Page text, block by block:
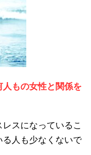
人もの女性と関係を
スになっているこ
人も少なくないで